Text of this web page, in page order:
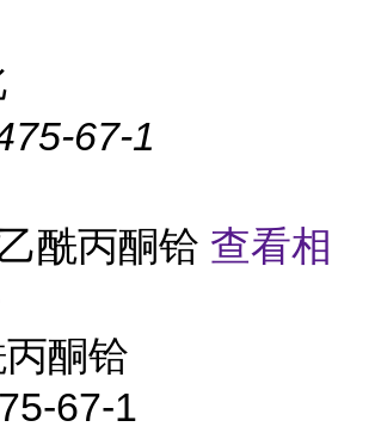
67-1
酰丙酮铪 查看相
酮铪
67-1